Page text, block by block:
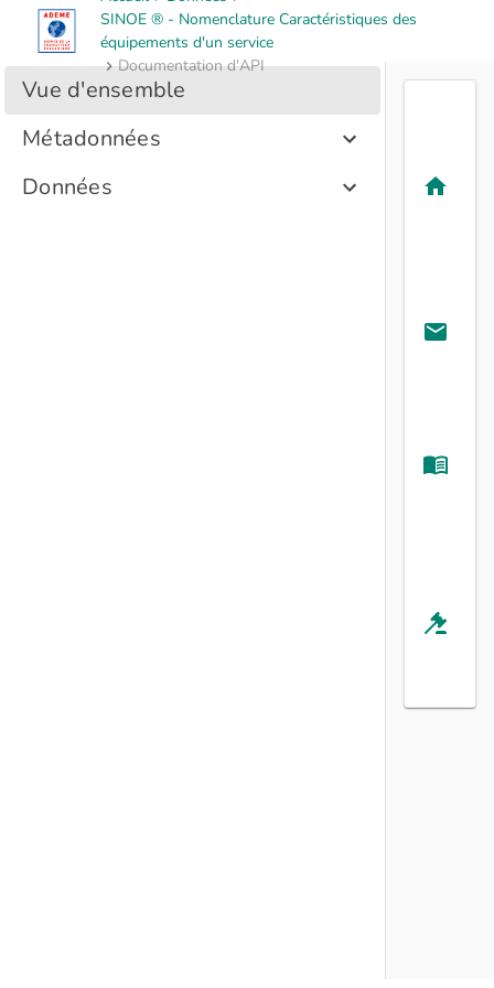
SINOE ® - Nomenclature Caractéristiques des
équipements d'un service
Documentation d'API